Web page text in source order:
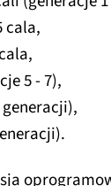
5 - 7),